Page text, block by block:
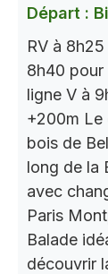
Départ :
RV à
8h40 pour
ligne V à
+200m Le
bois de
long de la
avec
Paris
Balade
découvrir